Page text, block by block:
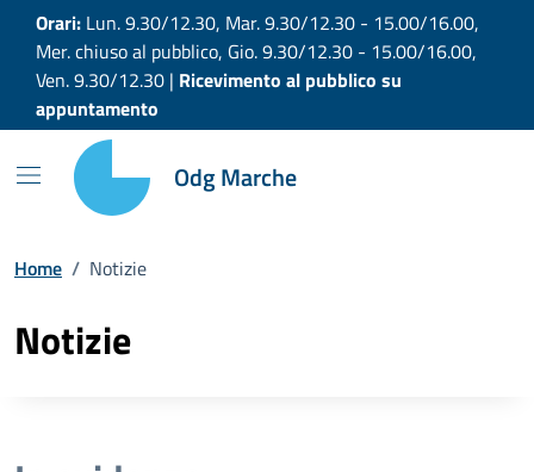
Vai ai contenuti
Vai al footer
Orari: Lun. 9.30/12.30, Mar. 9.30/12.30 - 15.00/16.00,
Mer. chiuso al pubblico, Gio. 9.30/12.30 - 15.00/16.00,
Ven. 9.30/12.30 | Ricevimento al pubblico su
appuntamento
Odg Marche
Home / Notizie
Notizie